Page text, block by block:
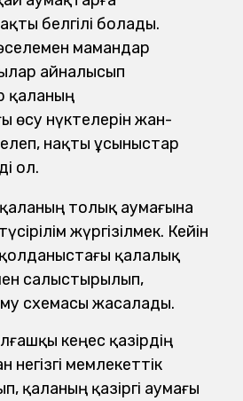
белгілі болады.
мамандар
айналысып
қаланың
өсу нүктелерін жан-
нақты ұсыныстар
ол.
толық аумағына
жүргізілмек. Кейін
қалалық
салыстырылып,
схемасы жасалады.
кеңес қазірдің
негізгі мемлекеттік
қаланың қазіргі аумағы